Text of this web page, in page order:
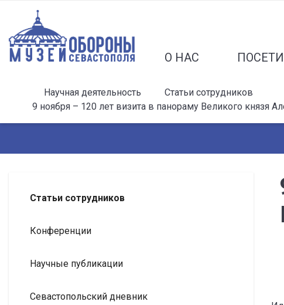
О НАС
Научная деятельность
Статьи сотрудников
9 ноября – 120 лет визита в панораму Великого князя
Статьи сотрудников
Конференции
Научные публикации
Севастопольский дневник